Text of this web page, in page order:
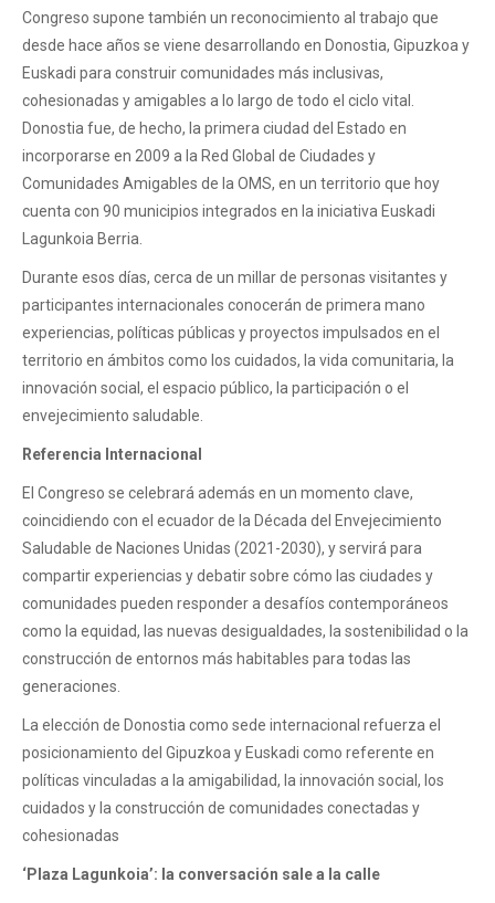
Congreso supone también un reconocimiento al trabajo que
desde hace años se viene desarrollando en Donostia, Gipuzkoa y
Euskadi para construir comunidades más inclusivas,
cohesionadas y amigables a lo largo de todo el ciclo vital.
Donostia fue, de hecho, la primera ciudad del Estado en
incorporarse en 2009 a la Red Global de Ciudades y
Comunidades Amigables de la OMS, en un territorio que hoy
cuenta con 90 municipios integrados en la iniciativa Euskadi
Lagunkoia Berria.
Durante esos días, cerca de un millar de personas visitantes y
participantes internacionales conocerán de primera mano
experiencias, políticas públicas y proyectos impulsados en el
territorio en ámbitos como los cuidados, la vida comunitaria, la
innovación social, el espacio público, la participación o el
envejecimiento saludable.
Referencia Internacional
El Congreso se celebrará además en un momento clave,
coincidiendo con el ecuador de la Década del Envejecimiento
Saludable de Naciones Unidas (2021-2030), y servirá para
compartir experiencias y debatir sobre cómo las ciudades y
comunidades pueden responder a desafíos contemporáneos
como la equidad, las nuevas desigualdades, la sostenibilidad o la
construcción de entornos más habitables para todas las
generaciones.
La elección de Donostia como sede internacional refuerza el
posicionamiento del Gipuzkoa y Euskadi como referente en
políticas vinculadas a la amigabilidad, la innovación social, los
cuidados y la construcción de comunidades conectadas y
cohesionadas
‘Plaza Lagunkoia’: la conversación sale a la calle